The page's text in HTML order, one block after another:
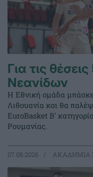
Για τις
Νεανίδων
Η Εθνική ομάδα
Λιθουανία και θα
EuroBasket Β'
Ρουμανίας.
07.08.2026 ΑΚΑΔΗΜΙΑ